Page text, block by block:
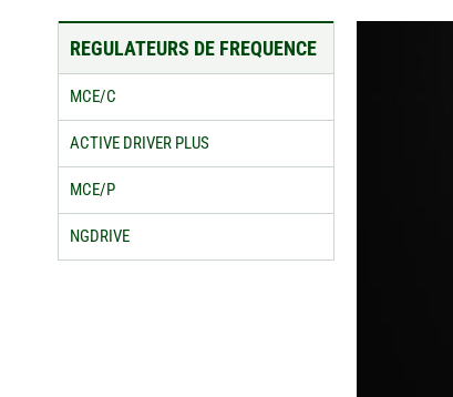
REGULATEURS DE FREQUENCE
MCE/C
ACTIVE DRIVER PLUS
MCE/P
NGDRIVE